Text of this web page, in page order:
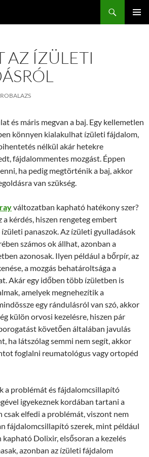
AZ ÍZÜLETI
és máris megvan a baj. Egy kellemetlen
könnyen kialakulhat ízületi fájdalom,
nélkül akár hetekre
fájdalommentes mozgást. Éppen
ha pedig megtörténik a baj, akkor
van szükség.
változatban kapható hatékony szer?
a kérdés, hiszen rengeteg embert
panaszok. Az ízületi gyulladások
számos ok állhat, azonban a
azonosak. Ilyen például a bőrpír, az
a mozgás behatároltsága a
Akár egy időben több ízületben is
amelyek megnehezítik a
egy rándulásról van szó, akkor
külön orvosi kezelésre, hiszen pár
követően általában javulás
ha látszólag semmi nem segít, akkor
foglalni reumatológus vagy ortopéd
a problémát és fájdalomcsillapító
igyekeznek kordában tartani a
csak elfedi a problémát, viszont nem
fájdalomcsillapító szerek, mint például
Dolixir, elsősoran a kezelés
azonban az ízületi fájdalom